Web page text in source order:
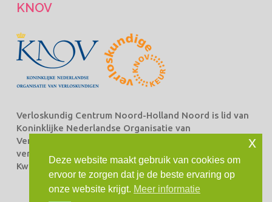
KNOV
Verloskundig Centrum Noord-Holland Noord is lid van
Koninklijke Nederlandse Organisatie van
Verloskundigen Beroepsorganisatie van en voor
verloskundigen (KNOV) en staat ingeschreven bij het
Kwaliteitsregister Verloskundingen.
Deze website maakt gebruik van cookies om
ervoor te zorgen dat je de beste ervaring op
onze website krijgt. Meer informatie
x